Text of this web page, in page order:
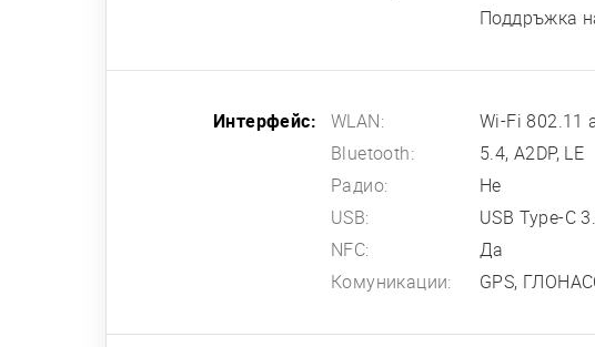
Поддръжка
Интерфейс: WLAN:
Wi-Fi 802.11
Bluetooth:
5.4, A2DP, LE
Радио:
Не
USB:
USB Type-C
NFC:
Да
Комуникации:
GPS,